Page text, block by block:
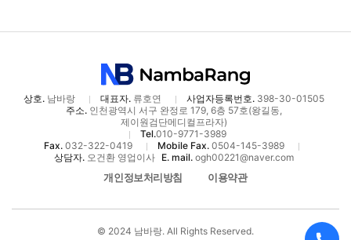
상호.남바랑 대표자.류호연 사업자등록번호.398-30-01505
주소.인천광역시 서구 완정로 179, 6층 57호(왕길동,
제이원검단메디컬프라자)
Tel.010-9771-3989
Fax. 032-322-0419 Mobile Fax. 0504-145-3989
상담자.오건환 영업이사 E. mail.ogh00221@naver.com
개인정보처리방침 이용약관
© 2024 남바랑. All Rights Reserved.